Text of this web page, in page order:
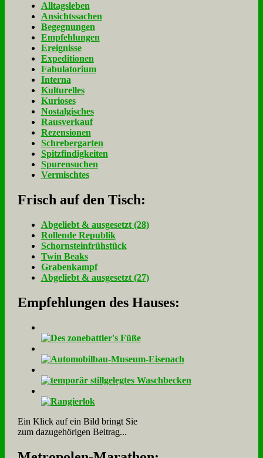
Alltagsleben
Ansichtssachen
Begegnungen
Empfehlungen
Ereignisse
Expeditionen
Fabulatorium
Interna
Kulturelles
Kurioses
Nostalgisches
Rausverkauf
Rezensionen
Schrebergarten
Spitzfindigkeiten
Spurensuchen
Vermischtes
Frisch auf den Tisch:
Ab­ge­liebt & aus­ge­setzt (28)
Rol­len­de Re­pu­blik
Schorn­stein­früh­stück
Twin Beaks
Gra­ben­kampf
Ab­ge­liebt & aus­ge­setzt (27)
Empfehlungen des Hauses:
Ein Klick auf ein Bild bringt Sie
zum dazugehörigen Beitrag...